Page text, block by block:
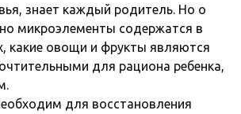
знает каждый родитель. Но о
микроэлементы содержатся в
какие овощи и фрукты являются
для рациона ребенка,
для восстановления